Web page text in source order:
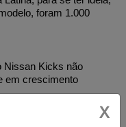
foram 1.000
Nissan Kicks não
em crescimento
X